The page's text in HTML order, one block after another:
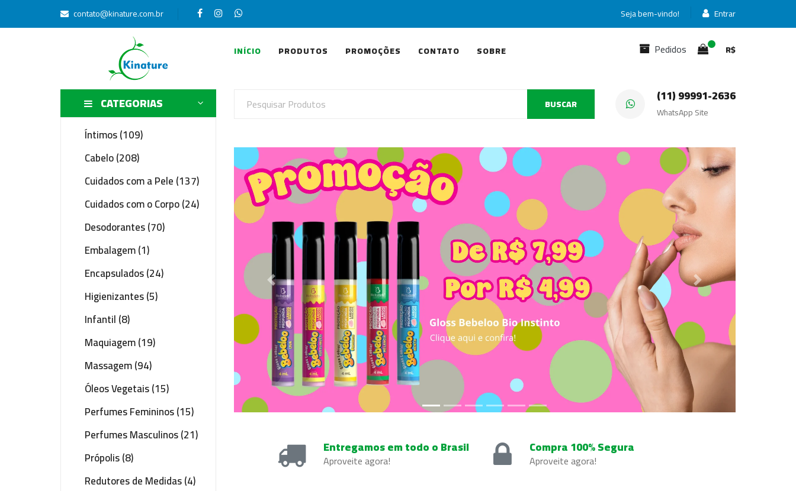
contato@kinature.com.br Seja bem-vindo! Entrar
INÍCIO PRODUTOS PROMOÇÕES CONTATO SOBRE Pedidos R$
CATEGORIAS
Íntimos (109)
Cabelo (208)
Cuidados com a Pele (137)
Cuidados com o Corpo (24)
Desodorantes (70)
Embalagem (1)
Encapsulados (24)
Higienizantes (5)
Infantil (8)
Maquiagem (19)
Massagem (94)
Óleos Vegetais (15)
Perfumes Femininos (15)
Perfumes Masculinos (21)
Própolis (8)
Redutores de Medidas (4)
BUSCAR (11) 99991-2636
WhatsApp Site
Previous Next
Entregamos em todo o Brasil
Aproveite agora!
Compra 100% Segura
Aproveite agora!